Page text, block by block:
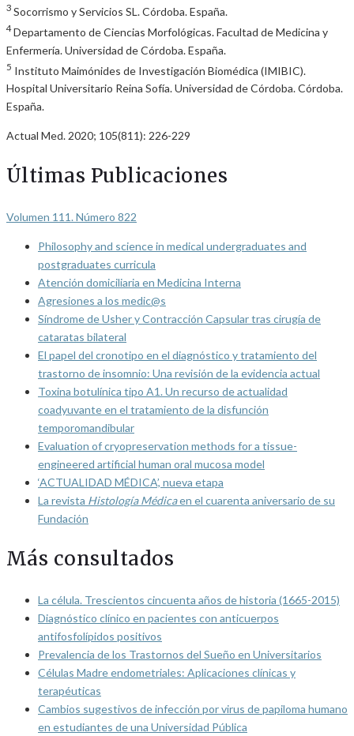
3 Socorrismo y Servicios SL. Córdoba. España.
4Departamento de Ciencias Morfológicas. Facultad de Medicina y
Enfermería. Universidad de Córdoba. España.
5 Instituto Maimónides de Investigación Biomédica (IMIBIC).
Hospital Universitario Reina Sofía. Universidad de Córdoba. Córdoba.
España.
Actual Med. 2020; 105(811): 226-229
Últimas Publicaciones
Volumen 111. Número 822
Philosophy and science in medical undergraduates and
postgraduates curricula
Atención domiciliaria en Medicina Interna
Agresiones a los medic@s
Síndrome de Usher y Contracción Capsular tras cirugía de
cataratas bilateral
El papel del cronotipo en el diagnóstico y tratamiento del
trastorno de insomnio: Una revisión de la evidencia actual
Toxina botulínica tipo A1. Un recurso de actualidad
coadyuvante en el tratamiento de la disfunción
temporomandibular
Evaluation of cryopreservation methods for a tissue-
engineered artificial human oral mucosa model
‘ACTUALIDAD MÉDICA’, nueva etapa
La revista Histología Médicaen el cuarenta aniversario de su
Fundación
Más consultados
La célula. Trescientos cincuenta años de historia (1665-2015)
Diagnóstico clínico en pacientes con anticuerpos
antifosfolípidos positivos
Prevalencia de los Trastornos del Sueño en Universitarios
Células Madre endometriales: Aplicaciones clínicas y
terapéuticas
Cambios sugestivos de infección por virus de papiloma humano
en estudiantes de una Universidad Pública